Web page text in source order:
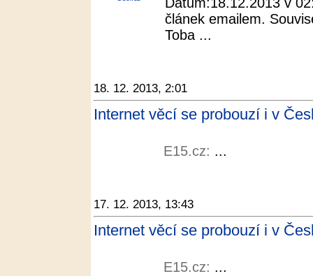
článek emailem.
Toba ...
18. 12. 2013, 2:01
Internet věcí se probouzí i v
E15.cz: ...
17. 12. 2013, 13:43
Internet věcí se probouzí i v
E15.cz: ...